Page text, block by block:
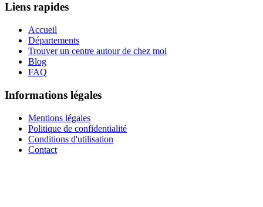
Liens rapides
Accueil
Départements
Trouver un centre autour de chez moi
Blog
FAQ
Informations légales
Mentions légales
Politique de confidentialité
Conditions d'utilisation
Contact